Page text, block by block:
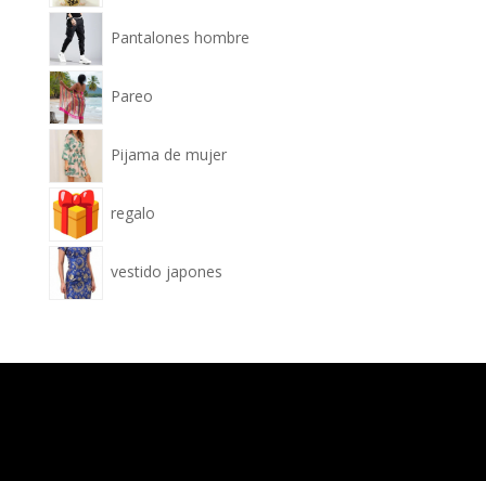
Pantalones hombre
Pareo
Pijama de mujer
regalo
vestido japones